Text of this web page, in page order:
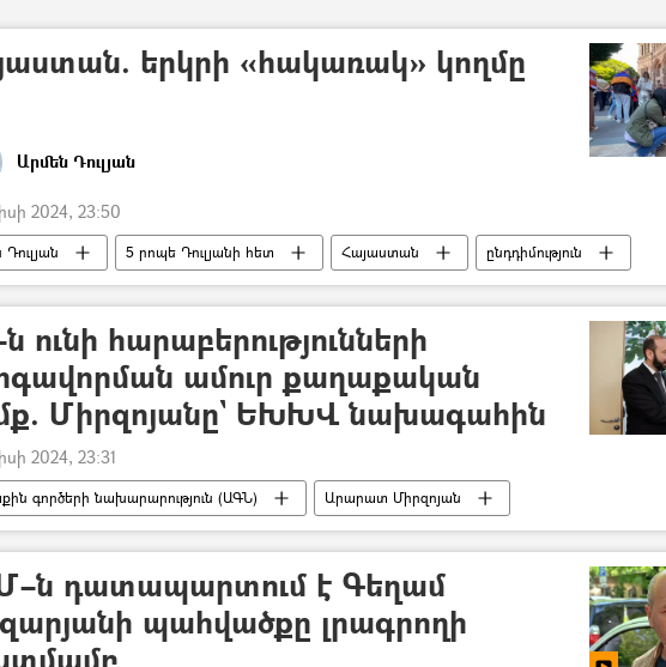
երկրի «հակառակ» կողմը
Արմեն Դուլյան
2024, 23:50
5 րոպե Դուլյանի հետ Հայաստան
ընդդիմություն
ունի հարաբերությունների
ամուր քաղաքական
Միրզոյանը` ԵԽԽՎ նախագահին
2024, 23:31
գործերի նախարարություն (ԱԳՆ)
Արարատ Միրզոյան
խորհրդարանական վեհաժողով (ԵԽԽՎ)
Թեոդորոս Ռուսոպուլոս
դատապարտում է Գեղամ
պահվածքը լրագրողի